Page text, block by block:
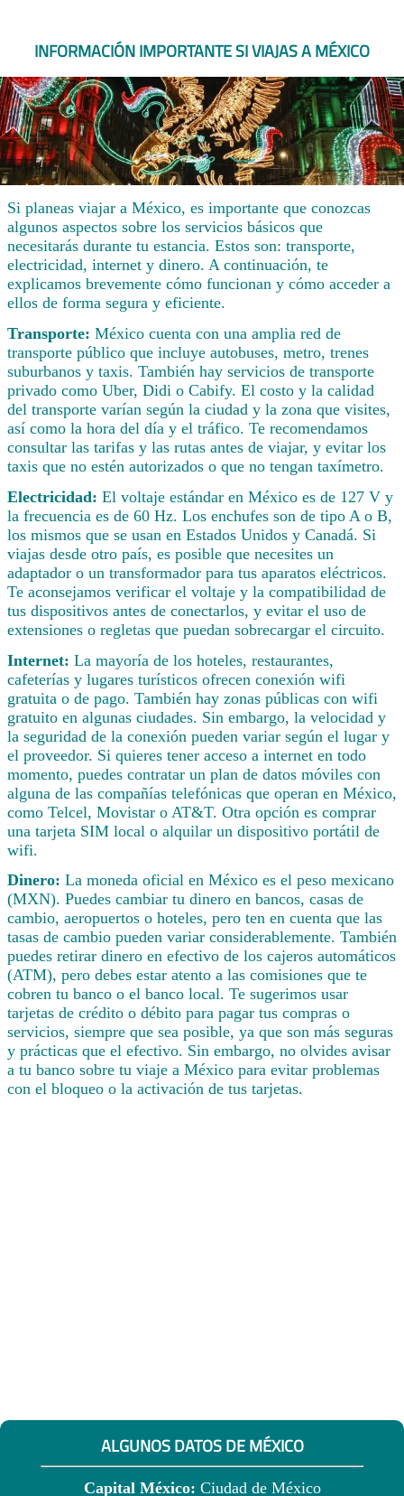
INFORMACIÓN IMPORTANTE SI VIAJAS A MÉXICO
Si planeas viajar a México, es importante que conozcas
algunos aspectos sobre los servicios básicos que
necesitarás durante tu estancia. Estos son: transporte,
electricidad, internet y dinero. A continuación, te
explicamos brevemente cómo funcionan y cómo acceder a
ellos de forma segura y eficiente.
Transporte: México cuenta con una amplia red de
transporte público que incluye autobuses, metro, trenes
suburbanos y taxis. También hay servicios de transporte
privado como Uber, Didi o Cabify. El costo y la calidad
del transporte varían según la ciudad y la zona que visites,
así como la hora del día y el tráfico. Te recomendamos
consultar las tarifas y las rutas antes de viajar, y evitar los
taxis que no estén autorizados o que no tengan taxímetro.
Electricidad: El voltaje estándar en México es de 127 V y
la frecuencia es de 60 Hz. Los enchufes son de tipo A o B,
los mismos que se usan en Estados Unidos y Canadá. Si
viajas desde otro país, es posible que necesites un
adaptador o un transformador para tus aparatos eléctricos.
Te aconsejamos verificar el voltaje y la compatibilidad de
tus dispositivos antes de conectarlos, y evitar el uso de
extensiones o regletas que puedan sobrecargar el circuito.
Internet: La mayoría de los hoteles, restaurantes,
cafeterías y lugares turísticos ofrecen conexión wifi
gratuita o de pago. También hay zonas públicas con wifi
gratuito en algunas ciudades. Sin embargo, la velocidad y
la seguridad de la conexión pueden variar según el lugar y
el proveedor. Si quieres tener acceso a internet en todo
momento, puedes contratar un plan de datos móviles con
alguna de las compañías telefónicas que operan en México,
como Telcel, Movistar o AT&T. Otra opción es comprar
una tarjeta SIM local o alquilar un dispositivo portátil de
wifi.
Dinero: La moneda oficial en México es el peso mexicano
(MXN). Puedes cambiar tu dinero en bancos, casas de
cambio, aeropuertos o hoteles, pero ten en cuenta que las
tasas de cambio pueden variar considerablemente. También
puedes retirar dinero en efectivo de los cajeros automáticos
(ATM), pero debes estar atento a las comisiones que te
cobren tu banco o el banco local. Te sugerimos usar
tarjetas de crédito o débito para pagar tus compras o
servicios, siempre que sea posible, ya que son más seguras
y prácticas que el efectivo. Sin embargo, no olvides avisar
a tu banco sobre tu viaje a México para evitar problemas
con el bloqueo o la activación de tus tarjetas.
ALGUNOS DATOS DE MÉXICO
Capital México: Ciudad de México